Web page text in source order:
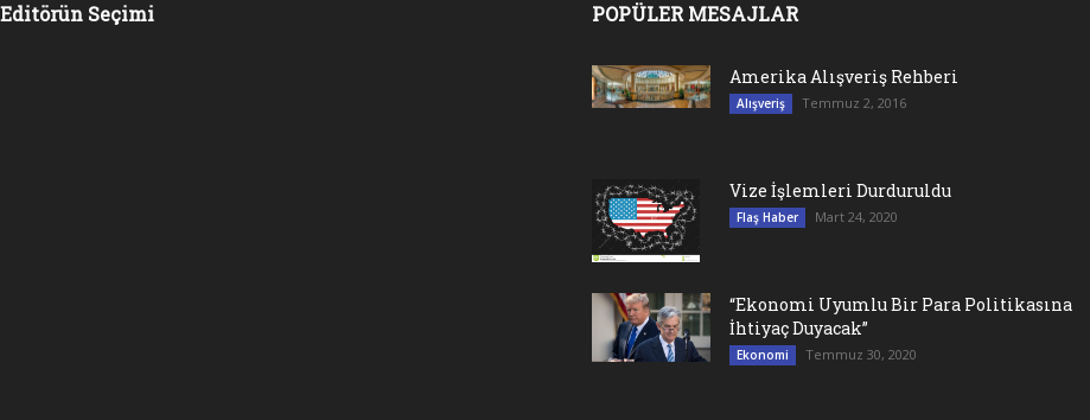
Editörün Seçimi POPÜLER MESAJLAR
Amerika Alışveriş Rehberi
Alışveriş Temmuz 2, 2016
Vize İşlemleri Durduruldu
Flaş Haber Mart 24, 2020
“Ekonomi Uyumlu Bir Para Politikasına
İhtiyaç Duyacak”
Ekonomi Temmuz 30, 2020